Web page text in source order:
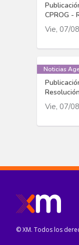
CPROG -
Vie, 07/
Noticias
Vie, 07/
© XM. Todos los